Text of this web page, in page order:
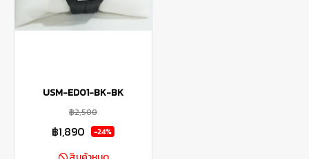
USM-ED01-BK-BK
฿2,500
฿1,890 -24%